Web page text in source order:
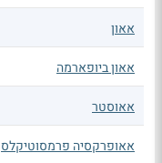
אאון
אאון ביופארמה
אאוסטר
אאופרקסיה פרמסוטיקלס